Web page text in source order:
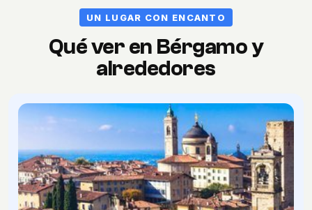
UN LUGAR CON ENCANTO
Qué ver en Bérgamo y
alrededores